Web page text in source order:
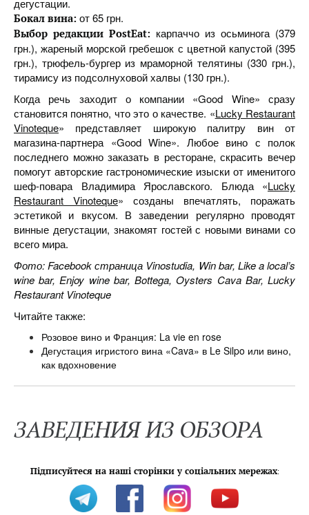
Бокал вина: от 65 грн.
Выбор редакции PostEat: карпаччо из осьминога (379
грн.), жареный морской гребешок с цветной капустой (395
грн.), трюфель-бургер из мраморной телятины (330 грн.),
тирамису из подсолнуховой халвы (130 грн.).
Когда речь заходит о компании «Good Wine» сразу
становится понятно, что это о качестве. «Lucky Restaurant
Vinoteque» представляет широкую палитру вин от
магазина-партнера «Good Wine». Любое вино с полок
последнего можно заказать в ресторане, скрасить вечер
помогут авторские гастрономические изыски от именитого
шеф-повара Владимира Ярославского. Блюда «Lucky
Restaurant Vinoteque» созданы впечатлять, поражать
эстетикой и вкусом. В заведении регулярно проводят
винные дегустации, знакомят гостей с новыми винами со
всего мира.
Фото: Facebook страница Vinostudia, Win bar, Like a local’s
wine bar, Enjoy wine bar, Bottega, Oysters Cava Bar, Lucky
Restaurant Vinoteque
Читайте также:
Розовое вино и Франция: La vie en rose
Дегустация игристого вина «Cava» в Le Silpo или вино,
как вдохновение
ЗАВЕДЕНИЯ ИЗ ОБЗОРА
Підписуйтеся на наші сторінки у соціальних мережах: